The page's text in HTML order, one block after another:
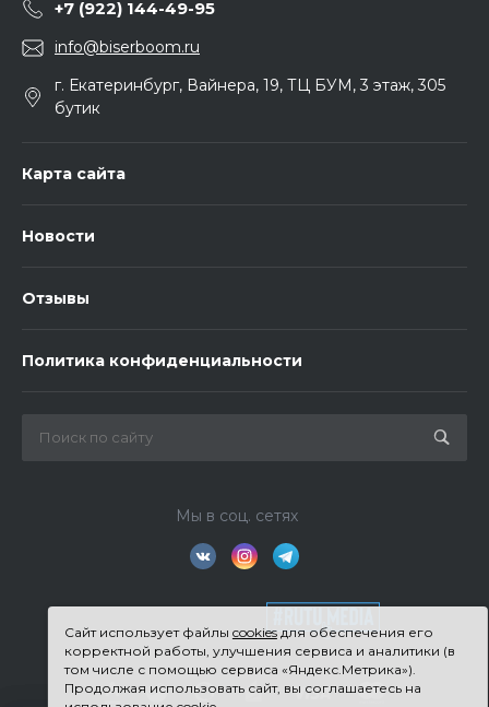
Сайт использует файлы cookiesдля обеспечения его
корректной работы, улучшения сервиса и аналитики (в
том числе с помощью сервиса «Яндекс.Метрика»).
Продолжая использовать сайт, вы соглашаетесь на
+7 (922) 144-49-95
info@biserboom.ru
г. Екатеринбург, Вайнера, 19, ТЦ БУМ, 3 этаж, 305
бутик
Карта сайта
Новости
Отзывы
Политика конфиденциальности
Мы в соц. сетях